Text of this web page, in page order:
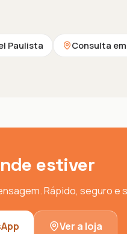
Paulista Consulta
estiver
Rápido, seguro e
Ver a loja